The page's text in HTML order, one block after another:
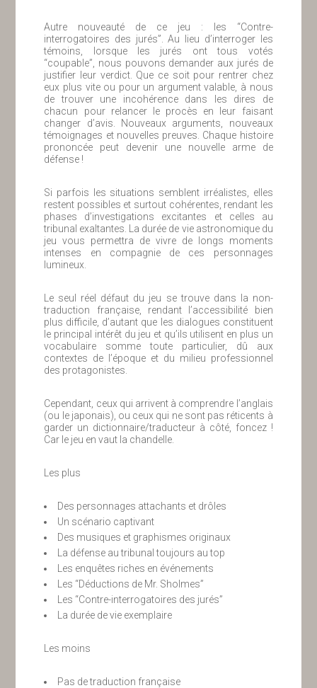
Autre nouveauté de ce jeu : les “Contre-
interrogatoires des jurés”. Au lieu d’interroger les
témoins, lorsque les jurés ont tous votés
“coupable”, nous pouvons demander aux jurés de
justifier leur verdict. Que ce soit pour rentrer chez
eux plus vite ou pour un argument valable, à nous
de trouver une incohérence dans les dires de
chacun pour relancer le procès en leur faisant
changer d’avis. Nouveaux arguments, nouveaux
témoignages et nouvelles preuves. Chaque histoire
prononcée peut devenir une nouvelle arme de
défense !
Si parfois les situations semblent irréalistes, elles
restent possibles et surtout cohérentes, rendant les
phases d’investigations excitantes et celles au
tribunal exaltantes. La durée de vie astronomique du
jeu vous permettra de vivre de longs moments
intenses en compagnie de ces personnages
lumineux.
Le seul réel défaut du jeu se trouve dans la non-
traduction française, rendant l’accessibilité bien
plus difficile, d’autant que les dialogues constituent
le principal intérêt du jeu et qu’ils utilisent en plus un
vocabulaire somme toute particulier, dû aux
contextes de l’époque et du milieu professionnel
des protagonistes.
Cependant, ceux qui arrivent à comprendre l’anglais
(ou le japonais), ou ceux qui ne sont pas réticents à
garder un dictionnaire/traducteur à côté, foncez !
Car le jeu en vaut la chandelle.
Les plus
Des personnages attachants et drôles
Un scénario captivant
Des musiques et graphismes originaux
La défense au tribunal toujours au top
Les enquêtes riches en événements
Les “Déductions de Mr. Sholmes”
Les “Contre-interrogatoires des jurés”
La durée de vie exemplaire
Les moins
Pas de traduction française